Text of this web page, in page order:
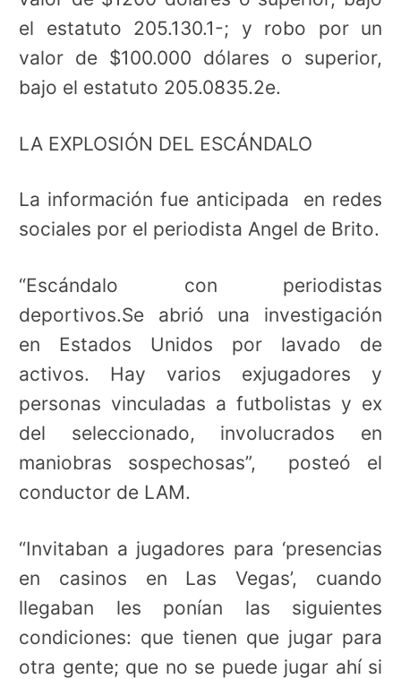
el estatuto 205.130.1-; y robo por un
valor de $100.000 dólares o superior,
bajo el estatuto 205.0835.2e.
LA EXPLOSIÓN DEL ESCÁNDALO
La información fue anticipada en redes
sociales por el periodista Angel de Brito.
“Escándalo con periodistas
deportivos.Se abrió una investigación
en Estados Unidos por lavado de
activos. Hay varios exjugadores y
personas vinculadas a futbolistas y ex
del seleccionado, involucrados en
maniobras sospechosas”, posteó el
conductor de LAM.
“Invitaban a jugadores para ‘presencias
en casinos en Las Vegas’, cuando
llegaban les ponían las siguientes
condiciones: que tienen que jugar para
otra gente; que no se puede jugar ahí si